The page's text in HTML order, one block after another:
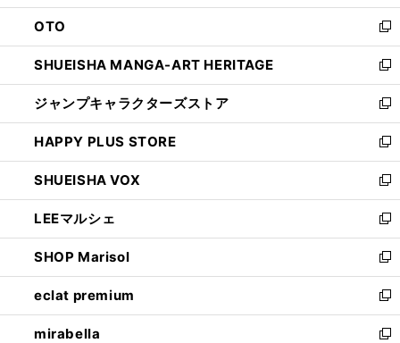
ウ
で
開
く
ン
ド
ウ
で
開
く
OTO
新
し
い
ウ
ィ
ン
ド
ウ
で
開
く
SHUEISHA MANGA-ART HERITAGE
新
し
い
ウ
ィ
ン
ド
ウ
で
開
く
ジャンプキャラクターズストア
新
し
い
ウ
ィ
ン
ド
ウ
で
開
く
HAPPY PLUS STORE
新
し
い
ウ
ィ
ン
ド
ウ
で
開
く
SHUEISHA VOX
新
し
い
ウ
ィ
ン
ド
ウ
で
LEEマルシェ
新
し
い
ウ
ィ
ン
ド
SHOP Marisol
新
し
い
ウ
ィ
eclat premium
新
し
い
mirabella
新